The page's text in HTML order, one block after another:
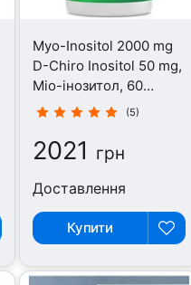
Myo-Inositol 2000 mg
D-Chiro Inositol 50 mg,
Міо-інозитол, 60
капсул
(5)
2021 грн
Доставлення
Купити